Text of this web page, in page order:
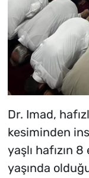
Dr. Imad,
kesiminden
yaşlı hafızın
yaşında